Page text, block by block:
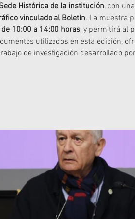
Histórica de la institución, con
vinculado al Boletín. La muestra
10:00 a 14:00 horas, y permitirá al
utilizados en esta edición,
de investigación desarrollado